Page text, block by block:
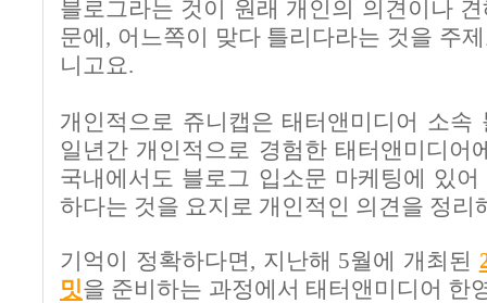
블로그라는 것이 원래 개인의 의견이나
문에, 어느쪽이 맞다 틀리다라는 것을 주
니고요.
개인적으로 쥬니캡은 태터앤미디어 소속
일년간 개인적으로 경험한 태터앤미디어
국내에서도 블로그 입소문 마케팅에 있
하다는 것을 요지로 개인적인 의견을 정리
기억이 정확하다면, 지난해 5월에 개최된
밋을 준비하는 과정에서 태터앤미디어 한